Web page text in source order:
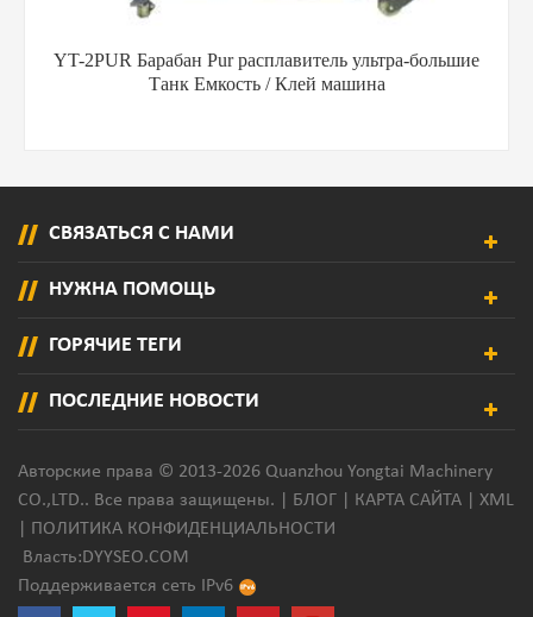
YT-2PUR Барабан Pur расплавитель ультра-большие
Танк Емкость / Клей машина
СВЯЗАТЬСЯ С НАМИ
НУЖНА ПОМОЩЬ
ГОРЯЧИЕ ТЕГИ
ПОСЛЕДНИЕ НОВОСТИ
Авторские права © 2013-2026 Quanzhou Yongtai Machinery
CO.,LTD.. Все права защищены. | БЛОГ КАРТА САЙТА
XML
ПОЛИТИКА КОНФИДЕНЦИАЛЬНОСТИ
Власть:DYYSEO.COM
Поддерживается сеть IPv6